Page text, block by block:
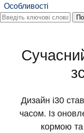
Особливості
Дизайн i30
часом. Із
кормою та